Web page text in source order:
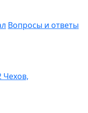
Вопросы и ответы
Чехов,